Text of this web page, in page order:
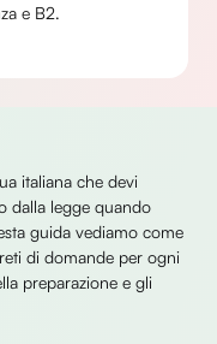
e B2.
italiana che devi
dalla legge quando
guida vediamo come
di domande per ogni
preparazione e gli